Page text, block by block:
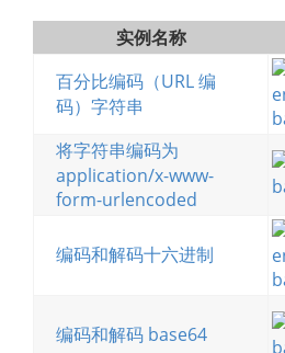
实例名称
百分比编码（URL 编
码）字符串
将字符串编码为
application/x-www-
form-urlencoded
编码和解码十六进制
编码和解码 base64